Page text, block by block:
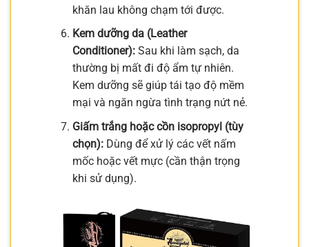
khăn lau không chạm tới được.
Kem dưỡng da (Leather
Conditioner):Sau khi làm sạch, da
thường bị mất đi độ ẩm tự nhiên.
Kem dưỡng sẽ giúp tái tạo độ mềm
mại và ngăn ngừa tình trạng nứt nẻ.
Giấm trắng hoặc cồn isopropyl (tùy
chọn):Dùng để xử lý các vết nấm
mốc hoặc vết mực (cần thận trọng
khi sử dụng).